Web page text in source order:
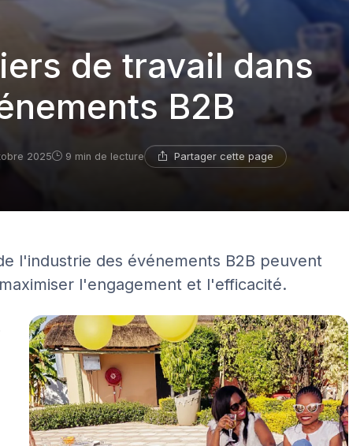
de travail dans
B2B
2025 9 min de lecture Partager cette page
l'industrie des événements B2B peuvent
l'engagement et l'efficacité.